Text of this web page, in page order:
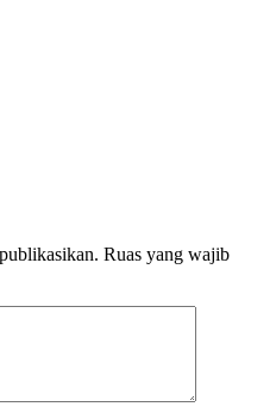
Ruas yang wajib